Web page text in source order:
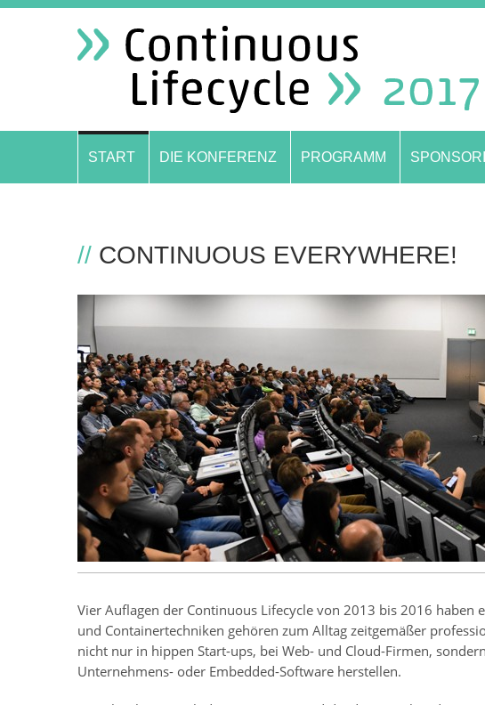
START DIE KONFERENZ PROGRAMM
// CONTINUOUS EVERYWHERE!
Vier Auflagen der Continuous Lifecycle von 2013 bis 2016 haben
und Containertechniken gehören zum Alltag zeitgemäßer
nicht nur in hippen Start-ups, bei Web- und Cloud-Firmen,
Unternehmens- oder Embedded-Software herstellen.